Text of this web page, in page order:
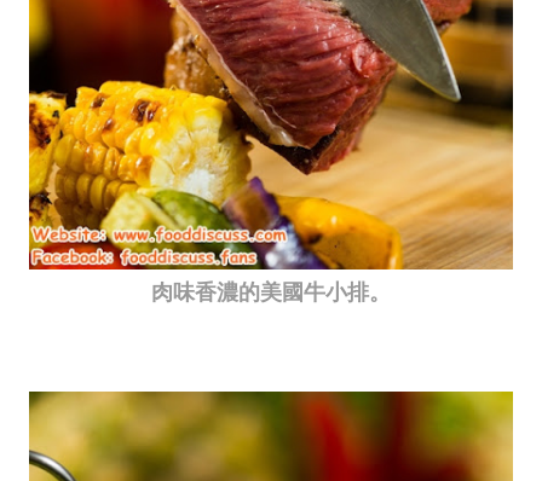
肉味香濃的美國牛小排。